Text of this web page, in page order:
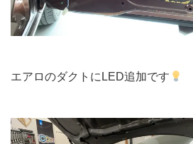
エアロのダクトにLED追加です